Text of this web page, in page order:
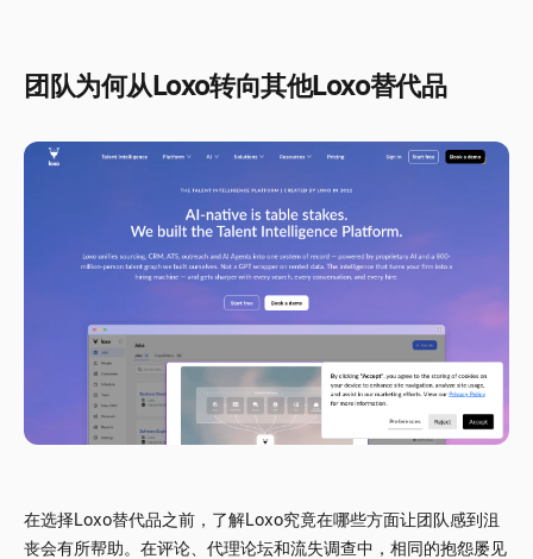
团队为何从Loxo转向其他Loxo替代品
在选择Loxo替代品之前，了解Loxo究竟在哪些方面让团队感到沮
丧会有所帮助。在评论、代理论坛和流失调查中，相同的抱怨屡见